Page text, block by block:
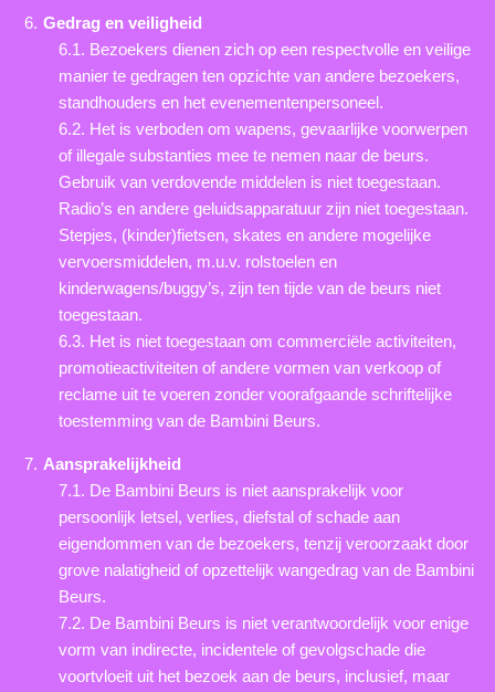
Gedrag en veiligheid
6.1. Bezoekers dienen zich op een respectvolle en veilige
manier te gedragen ten opzichte van andere bezoekers,
standhouders en het evenementenpersoneel.
6.2. Het is verboden om wapens, gevaarlijke voorwerpen
of illegale substanties mee te nemen naar de beurs.
Gebruik van verdovende middelen is niet toegestaan.
Radio’s en andere geluidsapparatuur zijn niet toegestaan.
Stepjes, (kinder)fietsen, skates en andere mogelijke
vervoersmiddelen, m.u.v. rolstoelen en
kinderwagens/buggy’s, zijn ten tijde van de beurs niet
toegestaan.
6.3. Het is niet toegestaan om commerciële activiteiten,
promotieactiviteiten of andere vormen van verkoop of
reclame uit te voeren zonder voorafgaande schriftelijke
toestemming van de Bambini Beurs.
Aansprakelijkheid
7.1. De Bambini Beurs is niet aansprakelijk voor
persoonlijk letsel, verlies, diefstal of schade aan
eigendommen van de bezoekers, tenzij veroorzaakt door
grove nalatigheid of opzettelijk wangedrag van de Bambini
Beurs.
7.2. De Bambini Beurs is niet verantwoordelijk voor enige
vorm van indirecte, incidentele of gevolgschade die
voortvloeit uit het bezoek aan de beurs, inclusief, maar